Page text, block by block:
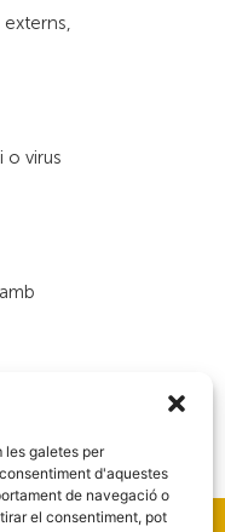
les galetes per
d'aquestes
de navegació o
el consentiment, pot
o virus